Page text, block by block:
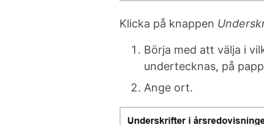
Klicka på knappen
Börja med att välja i
undertecknas, på
Ange ort.